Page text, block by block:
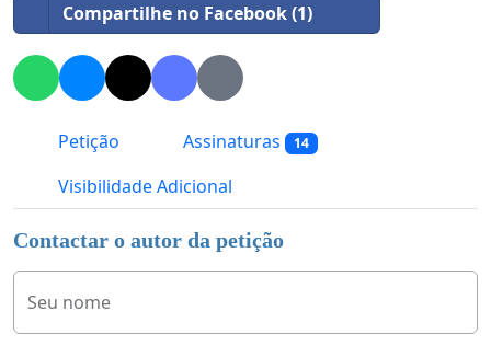
Compartilhe no Facebook (1)
Petição Assinaturas 14
Visibilidade Adicional
Contactar o autor da petição
Seu nome